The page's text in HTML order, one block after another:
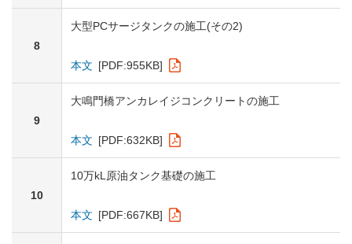
8
大型PCサージタンクの施工(その2)
本文 [PDF:955KB]
9
大鳴門橋アンカレイジコンクリートの施工
本文 [PDF:632KB]
10
10万kL原油タンク基礎の施工
本文 [PDF:667KB]